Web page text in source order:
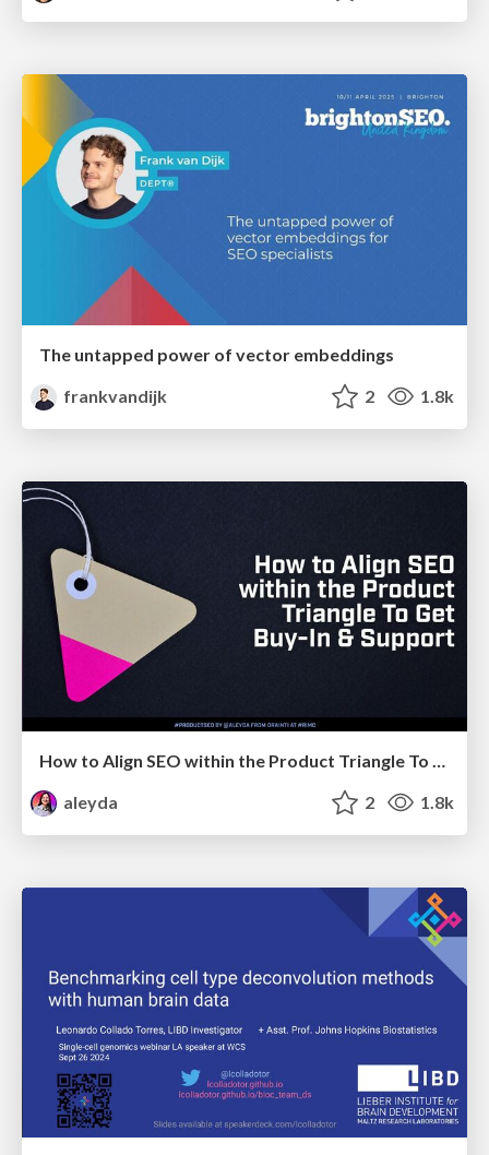
The untapped power of vector embeddings
frankvandijk
2 1.8k
How to Align SEO within the Product Triangle To Get Buy-In & Support - #RIMC
aleyda
2 1.8k